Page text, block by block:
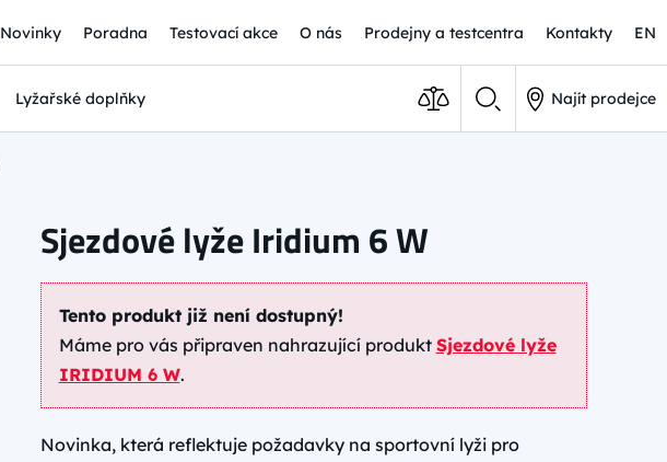
Novinky Poradna Testovací akce O nás Prodejny a testcentra Kontakty EN
Lyžařské doplňky Najít prodejce
Sjezdové lyže Iridium 6 W
Tento produkt již není dostupný!
Máme pro vás připraven nahrazující produkt Sjezdové lyže
IRIDIUM 6 W.
Novinka, která reflektuje požadavky na sportovní lyži pro